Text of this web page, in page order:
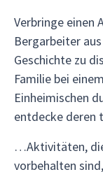
Verbringe einen
Bergarbeiter
Geschichte zu
Familie bei
Einheimischen
entdecke deren
…Aktivitäten,
vorbehalten